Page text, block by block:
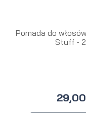
Pomada do
Stuff -